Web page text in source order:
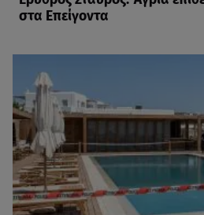
στα Επείγοντα